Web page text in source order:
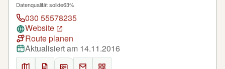
Datenqualität solide63%
030 55578235
Website
Route planen
Aktualisiert am 14.11.2016